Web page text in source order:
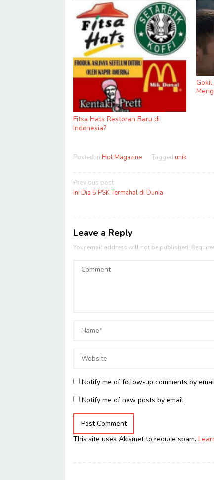
Fitsa Hats Restoran Baru di
Indonesia?
Posted in Hot Magazine Tagged unik
Post
navigation
Previous post
Ini Dia 5 PSK Termahal di Dunia
Leave a Reply
Your email address will not be published.
Notify me of follow-up comments by
Notify me of new posts by email.
This site uses Akismet to reduce spam.